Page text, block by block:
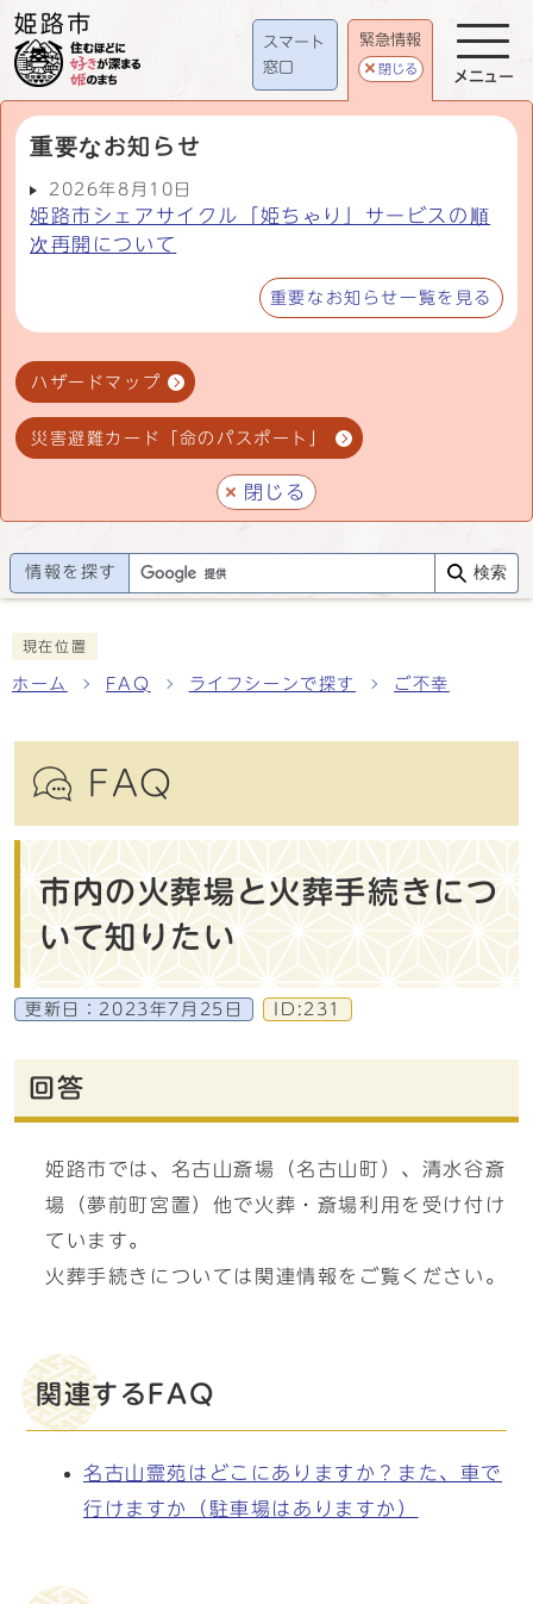
スマート
窓口
緊急情報
閉じる
重要なお知らせ
2026年8月10日
姫路市シェアサイクル「姫ちゃり」サービスの順
次再開について
重要なお知らせ一覧を見る
ハザードマップ
災害避難カード「命のパスポート」
閉じる
メニュー
情報を探す 検索
現在位置
ホーム FAQ ライフシーンで探す ご不幸
FAQ
市内の火葬場と火葬手続きにつ
いて知りたい
更新日： 2023年7月25日 ID:231
回答
姫路市では、名古山斎場（名古山町）、清水谷斎
場（夢前町宮置）他で火葬・斎場利用を受け付け
ています。
火葬手続きについては関連情報をご覧ください。
関連するFAQ
名古山霊苑はどこにありますか？また、車で
行けますか（駐車場はありますか）